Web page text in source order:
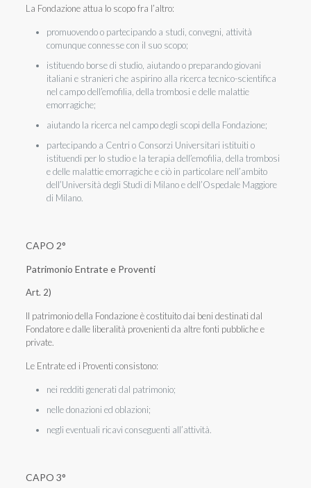
La Fondazione attua lo scopo fra l’altro:
promuovendo o partecipando a studi, convegni, attività
comunque connesse con il suo scopo;
istituendo borse di studio, aiutando o preparando giovani
italiani e stranieri che aspirino alla ricerca tecnico-scientifica
nel campo dell’emofilia, della trombosi e delle malattie
emorragiche;
aiutando la ricerca nel campo degli scopi della Fondazione;
partecipando a Centri o Consorzi Universitari istituiti o
istituendi per lo studio e la terapia dell’emofilia, della trombosi
e delle malattie emorragiche e ciò in particolare nell’ambito
dell’Università degli Studi di Milano e dell’Ospedale Maggiore
di Milano.
CAPO 2°
Patrimonio Entrate e Proventi
Art. 2)
Il patrimonio della Fondazione è costituito dai beni destinati dal
Fondatore e dalle liberalità provenienti da altre fonti pubbliche e
private.
Le Entrate ed i Proventi consistono:
nei redditi generati dal patrimonio;
nelle donazioni ed oblazioni;
negli eventuali ricavi conseguenti all’attività.
CAPO 3°